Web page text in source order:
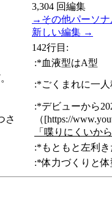
3,304 回編集
→ その他パーソ
新しい編集 →
142行目:
:*血液型はA型
:*ごくまれに一人
さ
:*デビューから
（[https://
「喋りにくいか
:*もともと左利
:*体力づくりと体